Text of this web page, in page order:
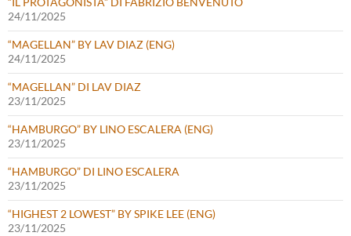
24/11/2025
“MAGELLAN” BY LAV DIAZ (ENG)
24/11/2025
“MAGELLAN” DI LAV DIAZ
23/11/2025
“HAMBURGO” BY LINO ESCALERA (ENG)
23/11/2025
“HAMBURGO” DI LINO ESCALERA
23/11/2025
“HIGHEST 2 LOWEST” BY SPIKE LEE (ENG)
23/11/2025